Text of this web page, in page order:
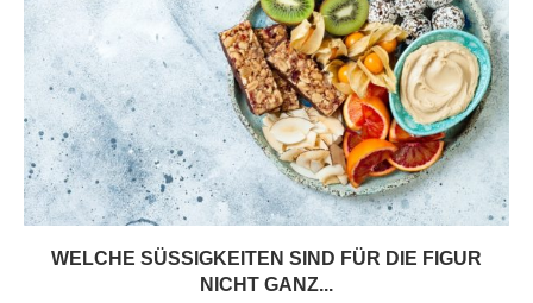
WELCHE SÜSSIGKEITEN SIND FÜR DIE FIGUR N
ICHT GANZ...